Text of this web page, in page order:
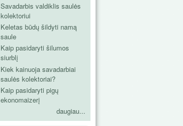
Savadarbis valdiklis saulės
kolektoriui
Keletas būdų šildyti namą
saule
Kaip pasidaryti šilumos
siurblį
Kiek kainuoja savadarbiai
saulės kolektoriai?
Kaip pasidaryti pigų
ekonomaizerį
daugiau...